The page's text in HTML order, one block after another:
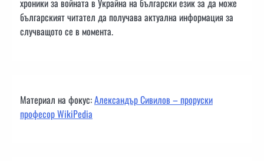
българският читател да получава актуална информация за
случващото се в момента.
Материал на фокус:Александър Сивилов – проруски
професор WikiPedia